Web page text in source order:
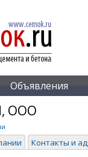
Объявления
ООО
Контакты и